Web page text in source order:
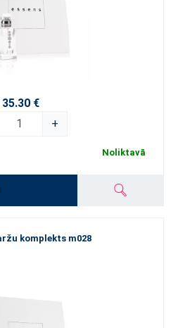
35.30 €
+
Noliktavā
komplekts m028